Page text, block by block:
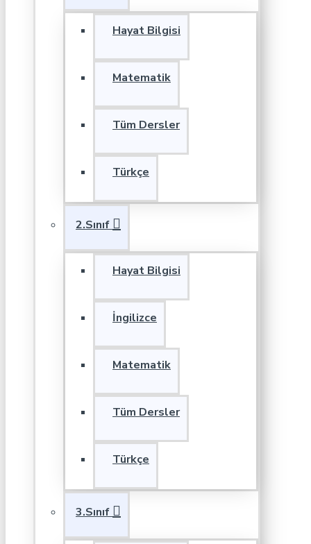
Hayat Bilgisi
Matematik
Tüm Dersler
Türkçe
2.Sınıf
Hayat Bilgisi
İngilizce
Matematik
Tüm Dersler
Türkçe
3.Sınıf